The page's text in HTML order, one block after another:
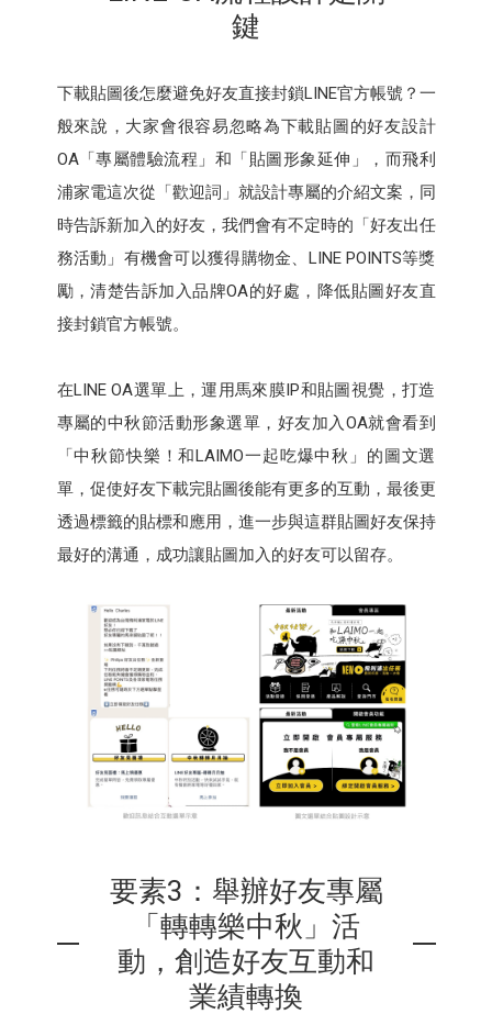
鍵
下載貼圖後怎麼避免好友直接封鎖LINE官方帳號？一
般來說，大家會很容易忽略為下載貼圖的好友設計
OA「專屬體驗流程」和「貼圖形象延伸」，而飛利
浦家電這次從「歡迎詞」就設計專屬的介紹文案，同
時告訴新加入的好友，我們會有不定時的「好友出任
務活動」有機會可以獲得購物金、LINE POINTS等獎
勵，清楚告訴加入品牌OA的好處，降低貼圖好友直
接封鎖官方帳號。
在LINE OA選單上，運用馬來膜IP和貼圖視覺，打造
專屬的中秋節活動形象選單，好友加入OA就會看到
「中秋節快樂！和LAIMO一起吃爆中秋」的圖文選
單，促使好友下載完貼圖後能有更多的互動，最後更
透過標籤的貼標和應用，進一步與這群貼圖好友保持
最好的溝通，成功讓貼圖加入的好友可以留存。
要素3：舉辦好友專屬
「轉轉樂中秋」活
動，創造好友互動和
業績轉換